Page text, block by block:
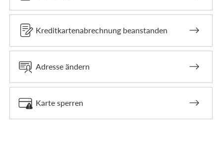
Kreditkartenabrechnung beanstanden
Adresse ändern
Karte sperren